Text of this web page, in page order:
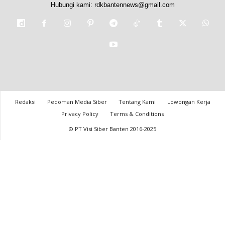
Hubungi kami: rdkbantennews@gmail.com
Redaksi Pedoman Media Siber Tentang Kami
Lowongan Kerja
Privacy Policy
Terms & Conditions
© PT Visi Siber Banten 2016-2025